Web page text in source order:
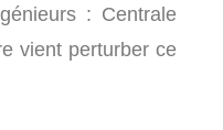
: Centrale
vient perturber ce